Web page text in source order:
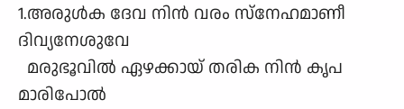
1.അരുൾക ദേവ നിൻ വരം സ്നേഹമാണീ
ദിവ്യനേശുവേ
മരുഭൂവിൽ ഏഴക്കായ് തരിക നിൻ കൃപ
മാരിപോൽ